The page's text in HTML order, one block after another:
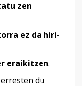
zen
ez da hiri-
eraikitzen.
du